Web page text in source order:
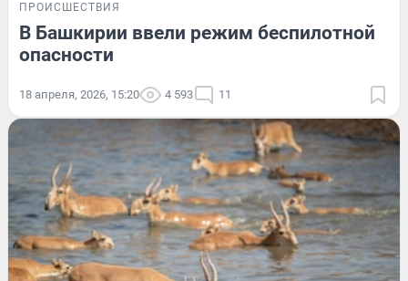
ПРОИСШЕСТВИЯ
В Башкирии ввели режим беспилотной
опасности
18 апреля, 2026, 15:20 4 593 11